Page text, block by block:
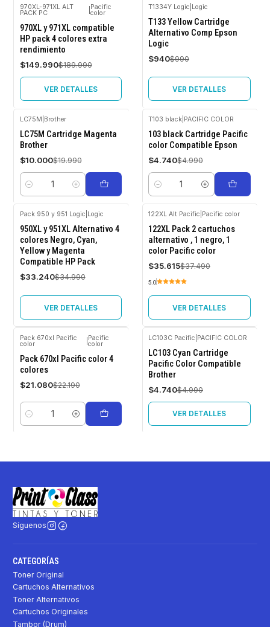
OFF
Agotado
970XL-971XL ALT
PACK PC
Pacific
color
970XL y 971XL compatible
HP pack 4 colores extra
rendimiento
$149.990$189.990
VER DETALLES
-5%
OFF
Agotado
T1334Y Logic Logic
T133 Yellow Cartridge
Alternativo Comp Epson
Logic
$940$990
VER DETALLES
-50%
OFF
LC75M Brother
LC75M Cartridge Magenta
Brother
$10.000$19.990
Cantidad
-5%
OFF
T103 black PACIFIC COLOR
103 black Cartridge Pacific
color Compatible Epson
$4.740$4.990
Cantidad
-5%
OFF
Agotado
Pack 950 y 951 Logic Logic
950XL y 951XL Alternativo 4
colores Negro, Cyan,
Yellow y Magenta
Compatible HP Pack
$33.240$34.990
VER DETALLES
-5%
OFF
Agotado
122XL Alt Pacific Pacific color
122XL Pack 2 cartuchos
alternativo , 1 negro, 1
color Pacific color
$35.615$37.490
5.0
VER DETALLES
OFF
Pack 670xl Pacific
color
Pacific
color
Pack 670xl Pacific color 4
colores
$21.080$22.190
Cantidad
-5%
OFF
Agotado
LC103C Pacific PACIFIC COLOR
LC103 Cyan Cartridge
Pacific Color Compatible
Brother
$4.740$4.990
VER DETALLES
Síguenos
CATEGORÍAS
Toner Original
Cartuchos Alternativos
Toner Alternativos
Cartuchos Originales
Tambor (Drum)